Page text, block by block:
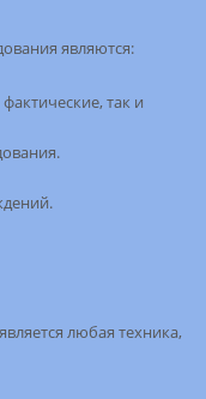
являются:
так и
любая техника,